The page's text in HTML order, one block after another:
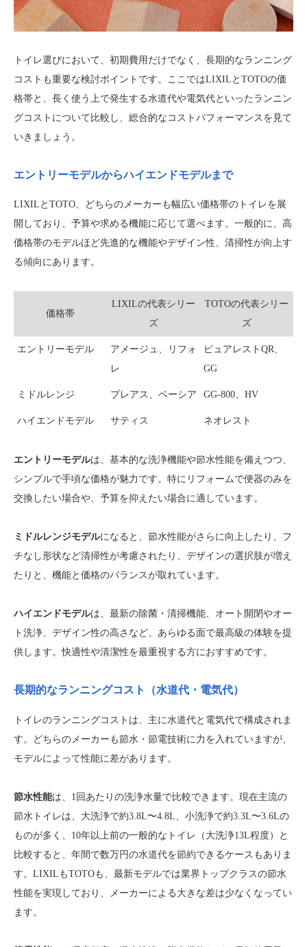
トイレ選びにおいて、初期費用だけでなく、長期的なランニング
コストも重要な検討ポイントです。ここではLIXILとTOTOの価
格帯と、長く使う上で発生する水道代や電気代といったランニン
グコストについて比較し、総合的なコストパフォーマンスを見て
いきましょう。
エントリーモデルからハイエンドモデルまで
LIXILとTOTO、どちらのメーカーも幅広い価格帯のトイレを展
開しており、予算や求める機能に応じて選べます。一般的に、高
価格帯のモデルほど先進的な機能やデザイン性、清掃性が向上す
る傾向にあります。
価格帯
LIXILの代表シリー
ズ
TOTOの代表シリー
ズ
エントリーモデル
アメージュ、リフォ
レ
ピュアレストQR、
GG
ミドルレンジ プレアス、ベーシア GG-800、HV
ハイエンドモデル サティス ネオレスト
エントリーモデルは、基本的な洗浄機能や節水性能を備えつつ、
シンプルで手頃な価格が魅力です。特にリフォームで便器のみを
交換したい場合や、予算を抑えたい場合に適しています。
ミドルレンジモデルになると、節水性能がさらに向上したり、フ
チなし形状など清掃性が考慮されたり、デザインの選択肢が増え
たりと、機能と価格のバランスが取れています。
ハイエンドモデルは、最新の除菌・清掃機能、オート開閉やオー
ト洗浄、デザイン性の高さなど、あらゆる面で最高級の体験を提
供します。快適性や清潔性を最重視する方におすすめです。
長期的なランニングコスト（水道代・電気代）
トイレのランニングコストは、主に水道代と電気代で構成されま
す。どちらのメーカーも節水・節電技術に力を入れていますが、
モデルによって性能に差があります。
節水性能は、1回あたりの洗浄水量で比較できます。現在主流の
節水トイレは、大洗浄で約3.8L〜4.8L、小洗浄で約3.3L〜3.6Lの
ものが多く、10年以上前の一般的なトイレ（大洗浄13L程度）と
比較すると、年間で数万円の水道代を節約できるケースもありま
す。LIXILもTOTOも、最新モデルでは業界トップクラスの節水
性能を実現しており、メーカーによる大きな差は少なくなってい
ます。